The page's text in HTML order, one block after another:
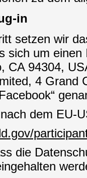
in
setzen wir
sich um
CA 94304,
4 Grand
dem EU-
die